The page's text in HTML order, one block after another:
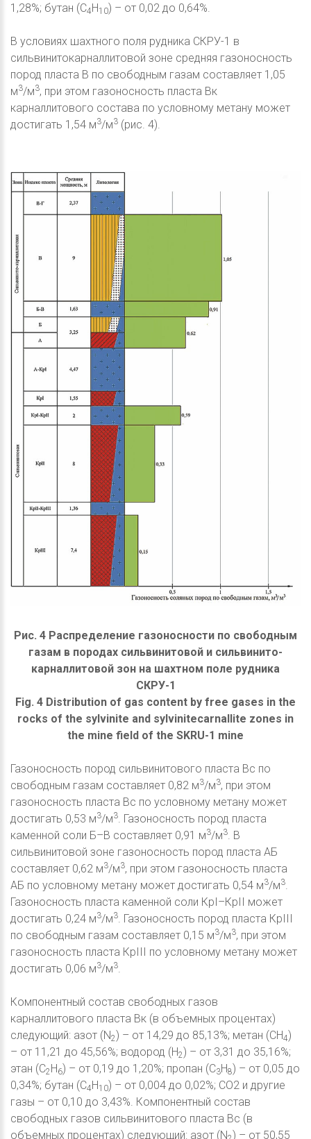
1,28%; бутан (С4Н10) – от 0,02 до 0,64%.
В условиях шахтного поля рудника СКРУ-1 в
сильвинитокарналлитовой зоне средняя газоносность
пород пласта В по свободным газам составляет 1,05
м3/м3, при этом газоносность пласта Вк
карналлитового состава по условному метану может
достигать 1,54 м3/м3 (рис. 4).
Рис. 4 Распределение газоносности по свободным
газам в породах сильвинитовой и сильвинито-
карналлитовой зон на шахтном поле рудника
СКРУ-1
Fig. 4 Distribution of gas content by free gases in the
rocks of the sylvinite and sylvinitecarnallite zones in
the mine field of the SKRU-1 mine
Газоносность пород сильвинитового пласта Вс по
свободным газам составляет 0,82 м3/м3, при этом
газоносность пласта Вс по условному метану может
достигать 0,53 м3/м3
. Газоносность пород пласта
каменной соли Б–В составляет 0,91 м3/м3
. В
сильвинитовой зоне газоносность пород пласта АБ
составляет 0,62 м3/м3, при этом газоносность пласта
АБ по условному метану может достигать 0,54 м3/м3
Газоносность пласта каменной соли КрI–КрII может
достигать 0,24 м3/м3
. Газоносность пород пласта КрIII
по свободным газам составляет 0,15 м3/м3, при этом
газоносность пласта КрIII по условному метану может
достигать 0,06 м3/м3
Компонентный состав свободных газов
карналлитового пласта Вк (в объемных процентах)
следующий: азот (N2) – от 14,29 до 85,13%; метан (CH4)
– от 11,21 до 45,56%; водород (Н2) – от 3,31 до 35,16%;
этан (С2 Н6) – от 0,19 до 1,20%; пропан (С3Н8) – от 0,05 до
0,34%; бутан (С4Н10) – от 0,004 до 0,02%; СО2 и другие
газы – от 0,10 до 3,43%. Компонентный состав
свободных газов сильвинитового пласта Вс (в
объемных процентах) следующий: азот (N ) – от 50,55